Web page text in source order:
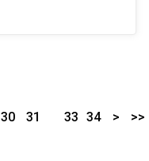
30
31
33 34 > >>